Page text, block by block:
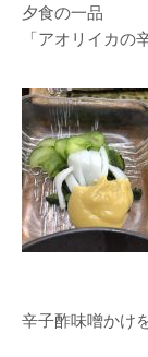
夕食の一品
「アオリイカの
辛子酢味噌かけ